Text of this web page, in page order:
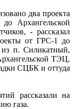
два проекта
Архангельской
- рассказал
от ГРС-1 до
п. Силикатный,
ТЭЦ,
СЦБК и оттуда
рассказали на
газа.